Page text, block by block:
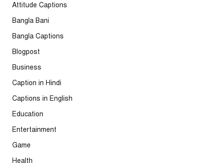
Attitude Captions
Bangla Bani
Bangla Captions
Blogpost
Business
Caption in Hindi
Captions in English
Education
Entertainment
Game
Health